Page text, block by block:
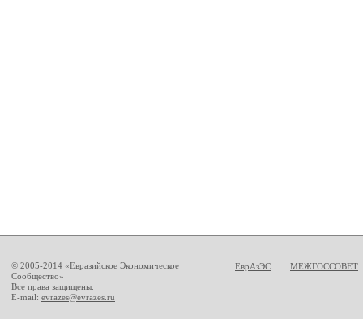
© 2005-2014 «Евразийское Экономическое
Сообщество»
Все права защищены.
E-mail: evrazes@evrazes.ru
ЕврАзЭС МЕЖГОССОВЕТ